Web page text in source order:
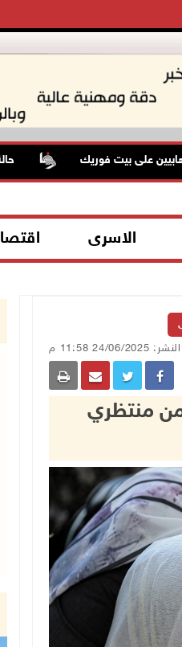
على بيت فوريك حالة
الاسرى
06/2025 11:58 م
من منتظري